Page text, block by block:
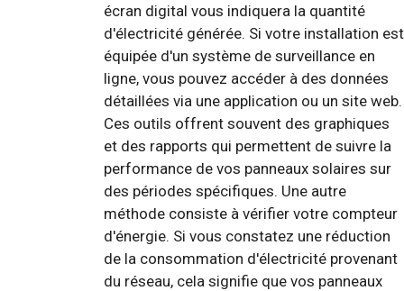
écran digital vous indiquera la quantité
d'électricité générée. Si votre installation est
équipée d'un système de surveillance en
ligne, vous pouvez accéder à des données
détaillées via une application ou un site web.
Ces outils offrent souvent des graphiques
et des rapports qui permettent de suivre la
performance de vos panneaux solaires sur
des périodes spécifiques. Une autre
méthode consiste à vérifier votre compteur
d'énergie. Si vous constatez une réduction
de la consommation d'électricité provenant
du réseau, cela signifie que vos panneaux